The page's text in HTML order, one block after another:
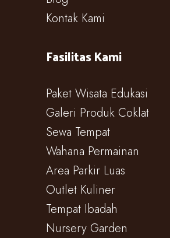
Kontak Kami
Fasilitas Kami
Paket Wisata Edukasi
Galeri Produk Coklat
Sewa Tempat
Wahana Permainan
Area Parkir Luas
Outlet Kuliner
Tempat Ibadah
Nursery Garden